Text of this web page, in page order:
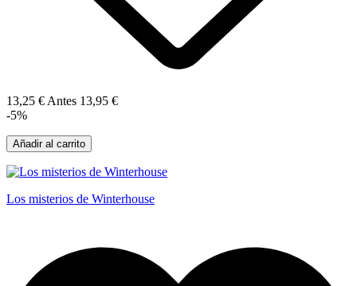
13,25 €Antes 13,95 €
-5%
Añadir al carrito
Los misterios de Winterhouse